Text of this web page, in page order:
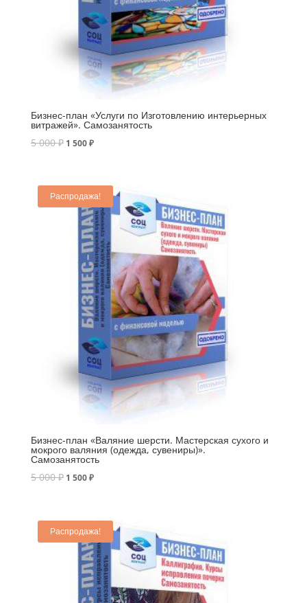
Бизнес-план «Услуги по Изготовлению интерьерных
витражей». Самозанятость
5 000₽ 1 500₽
Распродажа!
Бизнес-план «Валяние шерсти. Мастерская сухого и
мокрого валяния (одежда, сувениры)».
Самозанятость
5 000₽ 1 500₽
Распродажа!